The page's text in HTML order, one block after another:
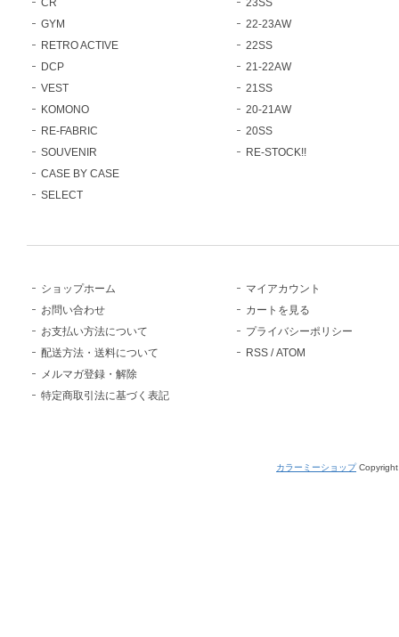
CR
GYM
RETRO ACTIVE
DCP
VEST
KOMONO
RE-FABRIC
SOUVENIR
CASE BY CASE
SELECT
23SS
22-23AW
22SS
21-22AW
21SS
20-21AW
20SS
RE-STOCK!!
ショップホーム
お問い合わせ
お支払い方法について
配送方法・送料について
メルマガ登録・解除
特定商取引法に基づく表記
マイアカウント
カートを見る
プライバシーポリシー
RSS /ATOM
カラーミーショップ